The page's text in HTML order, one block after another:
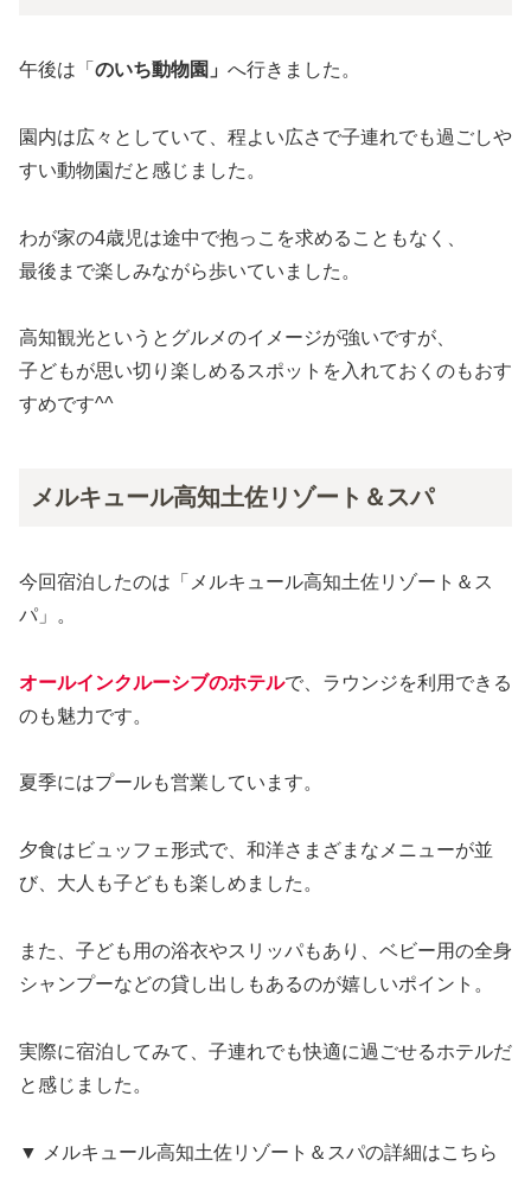
午後は「 のいち動物園」 へ行きました。
園内は広々としていて、程よい広さで子連れでも過ごしや
すい動物園だと感じました。
わが家の4歳児は途中で抱っこを求めることもなく、
最後まで楽しみながら歩いていました。
高知観光というとグルメのイメージが強いですが、
子どもが思い切り楽しめるスポットを入れておくのもおす
すめです^^
メルキュール高知土佐リゾート＆スパ
今回宿泊したのは「メルキュール高知土佐リゾート＆ス
パ」。
オールインクルーシブのホテルで、ラウンジを利用できる
のも魅力です。
夏季にはプールも営業しています。
夕食はビュッフェ形式で、和洋さまざまなメニューが並
び、大人も子どもも楽しめました。
また、子ども用の浴衣やスリッパもあり、ベビー用の全身
シャンプーなどの貸し出しもあるのが嬉しいポイント。
実際に宿泊してみて、子連れでも快適に過ごせるホテルだ
と感じました。
▼ メルキュール高知土佐リゾート＆スパの詳細はこちら